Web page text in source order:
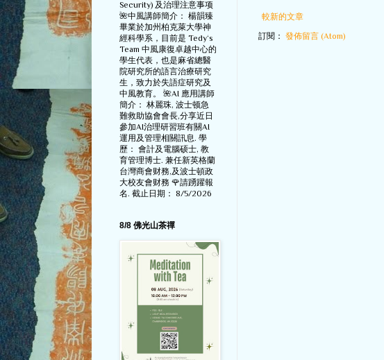
較新的文章
訂閱： 發佈留言 (Atom)
Security) 及治理注意事项
🌺中風講師簡介： 楊韻臻
畢業於加州柏克萊大學神
經科學系，目前是 Tedy‘s
Team 中風康復卓越中心的
學生代表，也是麻省總醫
院研究所的語言治療研究
生，致力於失語症研究及
中風教育。 🌺AI 應用講師
簡介： 林麗珠, 波士顿急
難救助協會會長,分享近日
參加AI治理研習班有關AI
運用及管理相關訊息. 學
歷： 會計及電腦硕士, 教
育管理博士. 兼任新英格蘭
台灣商會财務,及波士頓政
大校友會财務 🌹請踴躍報
名. 截止日期： 8/5/2026
8/8 佛光山茶禪